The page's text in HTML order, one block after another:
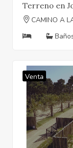
Terreno en
CAMINO A
Venta